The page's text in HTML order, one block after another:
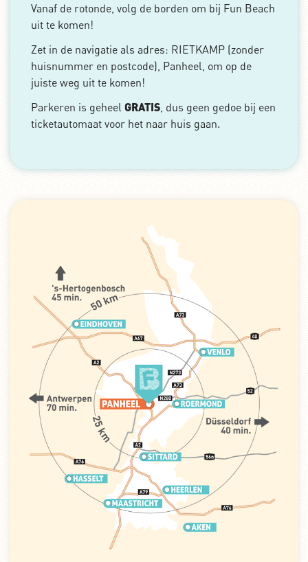
Vanaf de rotonde, volg de borden om bij Fun Beach
uit te komen!
Zet in de navigatie als adres: RIETKAMP (zonder
huisnummer en postcode), Panheel, om op de
juiste weg uit te komen!
Parkeren is geheel GRATIS, dus geen gedoe bij een
ticketautomaat voor het naar huis gaan.